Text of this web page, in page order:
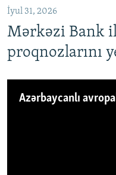
İyul 31, 2026
Mərkəzi Bank
proqnozlarını